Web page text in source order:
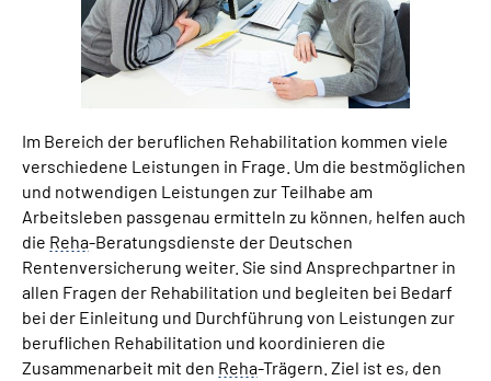
Suche
Language
Inhalte in Gebärdensprache (DGS)
Leichte Sprache
Mein Kundenportal
Im Bereich der beruflichen Rehabilitation kommen viele
verschiedene Leistungen in Frage. Um die bestmöglichen
und notwendigen Leistungen zur Teilhabe am
Arbeitsleben passgenau ermitteln zu können, helfen auch
die Reha-Beratungsdienste der Deutschen
Rentenversicherung weiter. Sie sind Ansprechpartner in
allen Fragen der Rehabilitation und begleiten bei Bedarf
bei der Einleitung und Durchführung von Leistungen zur
beruflichen Rehabilitation und koordinieren die
Zusammenarbeit mit den Reha-Trägern. Ziel ist es, den